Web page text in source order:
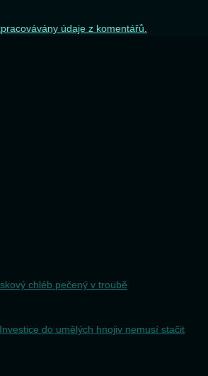
údaje z komentářů.
chléb pečený v troubě
Investice do umělých hnojiv nemusí stačit